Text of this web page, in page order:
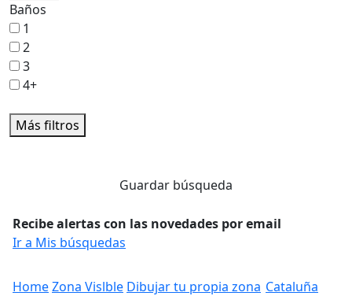
Baños
1
2
3
4+
Más filtros
Guardar búsqueda
Recibe alertas con las novedades por email
Ir a Mis búsquedas
HomeZona Vislble Dibujar tu propia zona Cataluña